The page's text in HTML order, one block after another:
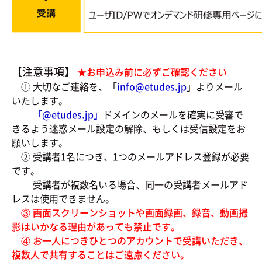
【注意事項】
★お申込み前に必ずご確認ください
① 大切なご連絡を、「info@etudes.jp」よりメール
いたします。
「@etudes.jp」 ドメインのメールを確実に受審で
きるよう迷惑メール設定の解除、もしくは受信設定をお
願いします。
② 受講者1名につき、1つのメールアドレス登録が必要
です。
受講者が複数名いる場合、同一の受講者メールアド
レスは使用できません。
③ 画面スクリーンショットや画面録画、録音、動画撮
影はいかなる理由があっても禁止です。
④ お一人につきひとつのアカウントで受講いただき、
複数人で共有することはご遠慮ください。